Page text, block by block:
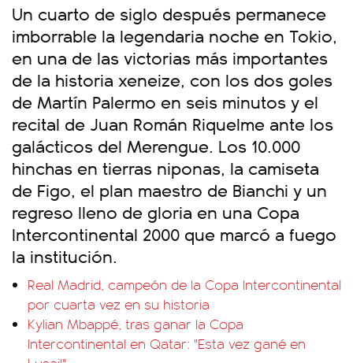
Un cuarto de siglo después permanece
imborrable la legendaria noche en Tokio,
en una de las victorias más importantes
de la historia xeneize, con los dos goles
de Martín Palermo en seis minutos y el
recital de Juan Román Riquelme ante los
galácticos del Merengue. Los 10.000
hinchas en tierras niponas, la camiseta
de Figo, el plan maestro de Bianchi y un
regreso lleno de gloria en una Copa
Intercontinental 2000 que marcó a fuego
la institución.
Real Madrid, campeón de la Copa Intercontinental
por cuarta vez en su historia
Kylian Mbappé, tras ganar la Copa
Intercontinental en Qatar: "Esta vez gané en